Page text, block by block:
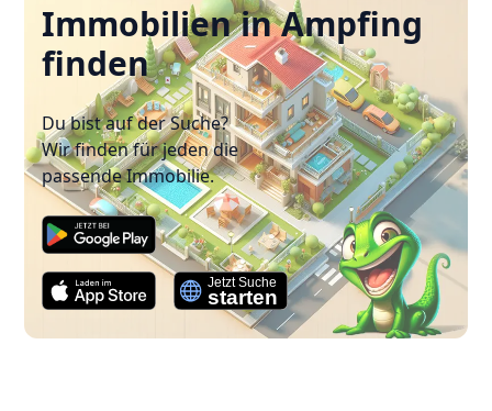
Immobilien in Ampfing
finden
Du bist auf der Suche?
Wir finden für jeden die
passende Immobilie.